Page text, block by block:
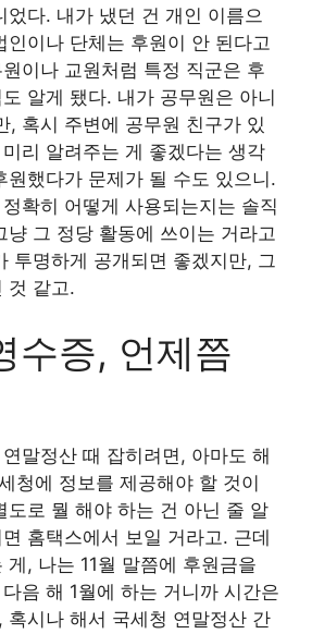
었다. 내가 냈던 건 개인 이름으
인이나 단체는 후원이 안 된다고
이나 교원처럼 특정 직군은 후
알게 됐다. 내가 공무원은 아니
, 혹시 주변에 공무원 친구가 있
리 알려주는 게 좋겠다는 생각
원했다가 문제가 될 수도 있으니.
확히 어떻게 사용되는지는 솔직
냥 그 정당 활동에 쓰이는 거라고
투명하게 공개되면 좋겠지만, 그
것 같고.
수증, 언제쯤
말정산 때 잡히려면, 아마도 해
청에 정보를 제공해야 할 것이
도로 뭘 해야 하는 건 아닌 줄 알
홈택스에서 보일 거라고. 근데
게, 나는 11월 말쯤에 후원금을
음 해 1월에 하는 거니까 시간은
혹시나 해서 국세청 연말정산 간